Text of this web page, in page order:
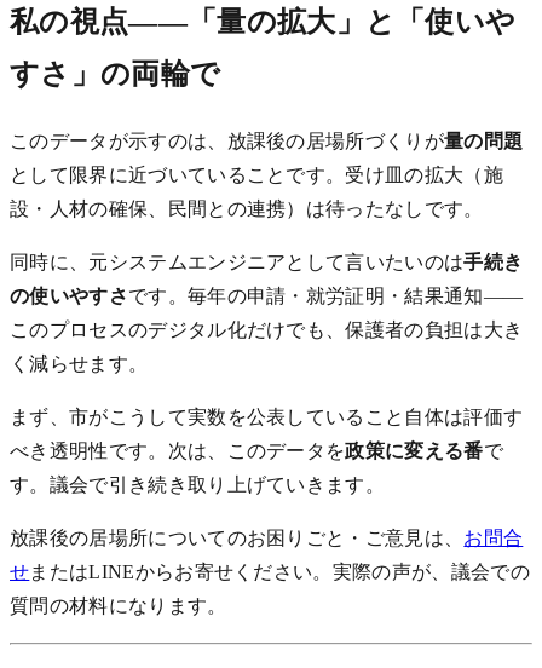
私の視点——「量の拡大」と「使いや
すさ」の両輪で
このデータが示すのは、放課後の居場所づくりが量の問題
として限界に近づいていることです。受け皿の拡大（施
設・人材の確保、民間との連携）は待ったなしです。
同時に、元システムエンジニアとして言いたいのは手続き
の使いやすさです。毎年の申請・就労証明・結果通知——
このプロセスのデジタル化だけでも、保護者の負担は大き
く減らせます。
まず、市がこうして実数を公表していること自体は評価す
べき透明性です。次は、このデータを政策に変える番で
す。議会で引き続き取り上げていきます。
放課後の居場所についてのお困りごと・ご意見は、 お問合
せまたはLINEからお寄せください。実際の声が、議会での
質問の材料になります。